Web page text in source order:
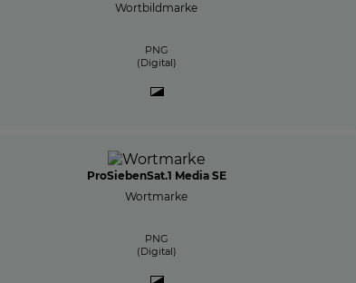
Wortbildmarke
PNG
(Digital)
ProSiebenSat.1 Media SE
Wortmarke
PNG
(Digital)